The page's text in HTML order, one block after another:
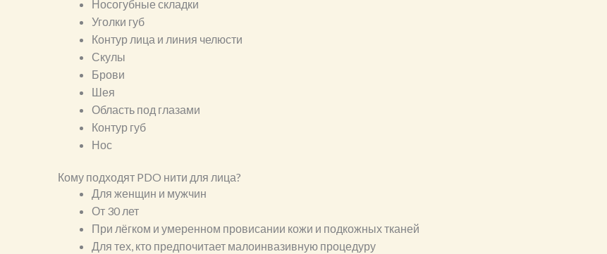
Носогубные складки
Уголки губ
Контур лица и линия челюсти
Скулы
Брови
Шея
Область под глазами
Контур губ
Нос
Кому подходят PDO нити для лица?
Для женщин и мужчин
От 30 лет
При лёгком и умеренном провисании кожи и подкожных тканей
Для тех, кто предпочитает малоинвазивную процедуру